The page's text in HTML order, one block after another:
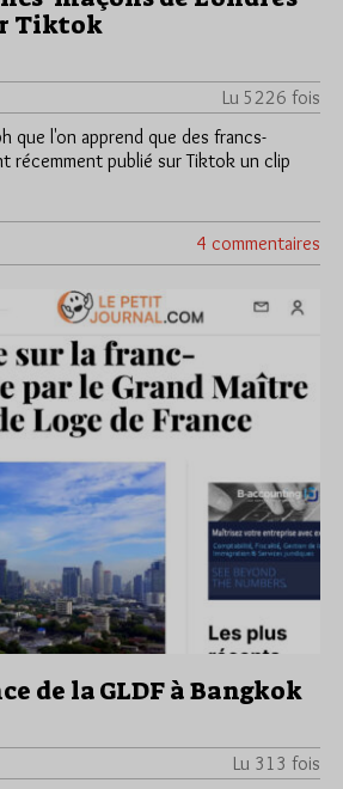
Tiktok
Lu 5226 fois
que l'on apprend que des francs-
récemment publié sur Tiktok un clip
4 commentaires
de la GLDF à Bangkok
Lu 313 fois